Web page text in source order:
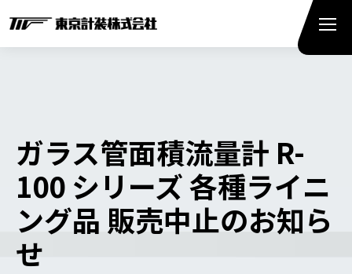
ガラス管面積流量計 R-
100 シリーズ 各種ライニ
ング品 販売中止のお知ら
せ